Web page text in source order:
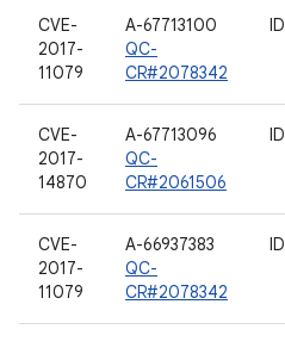
CVE-
2017-
11079
A-67713100
QC-
CR#2078342
ID
CVE-
2017-
14870
A-67713096
QC-
CR#2061506
ID
CVE-
2017-
11079
A-66937383
QC-
CR#2078342
ID